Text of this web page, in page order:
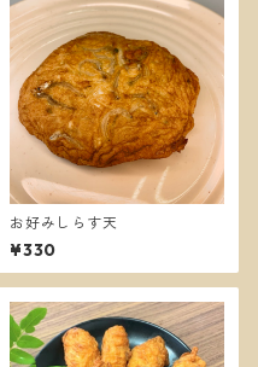
お好みしらす天
¥330